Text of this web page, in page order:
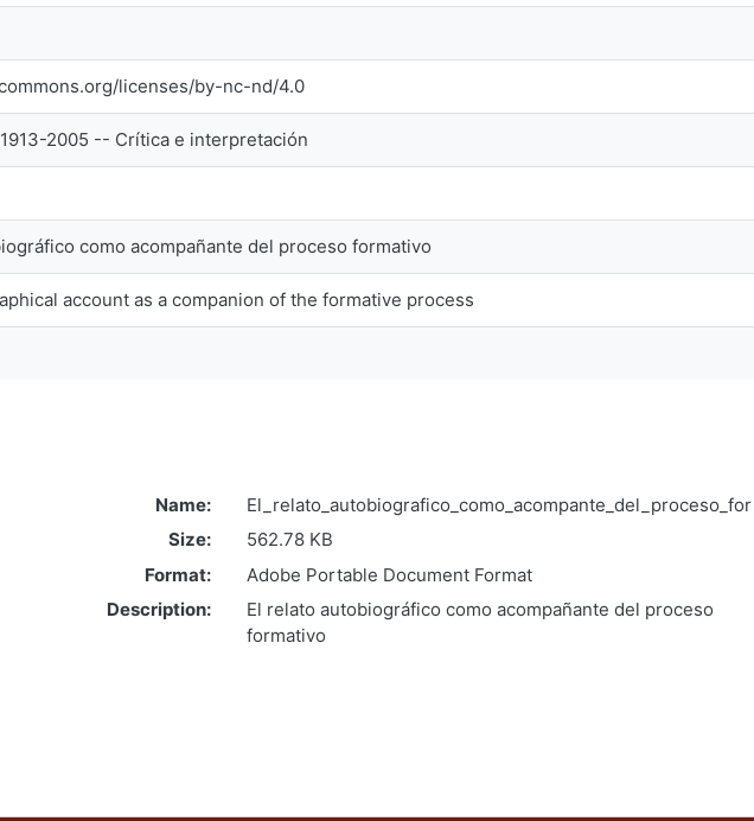
licenses/by-nc-nd/4.0
2005 -- Crítica e interpretación
como acompañante del proceso formativo
account as a companion of the formative process
Name:
Size:
562.78 KB
Format:
Adobe Portable Document Format
Description:
El relato autobiográfico como acompañante del proceso
formativo